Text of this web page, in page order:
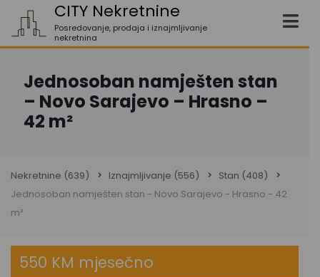
CITY Nekretnine
Posredovanje, prodaja i iznajmljivanje
nekretnina
Jednosoban namješten stan
– Novo Sarajevo – Hrasno –
42 m²
Nekretnine (639) Iznajmljivanje (556) Stan (408)
Jednosoban namješten stan - Novo Sarajevo - Hrasno - 42
m²
550 KM mjesečno